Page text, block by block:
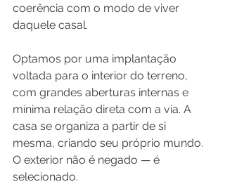
coerência com o modo de viver
daquele casal.
Optamos por uma implantação
voltada para o interior do terreno,
com grandes aberturas internas e
mínima relação direta com a via. A
casa se organiza a partir de si
mesma, criando seu próprio mundo.
O exterior não é negado — é
selecionado.